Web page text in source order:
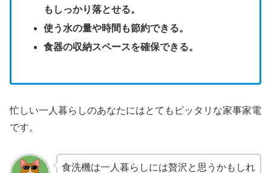
もしっかり落とせる。
使う水の量や時間も節約できる。
食器の収納スペースを確保できる。
忙しい一人暮らしのあなたにはとてもピッタリな家事家電
です。
食洗機は一人暮らしには贅沢と思うかもしれ